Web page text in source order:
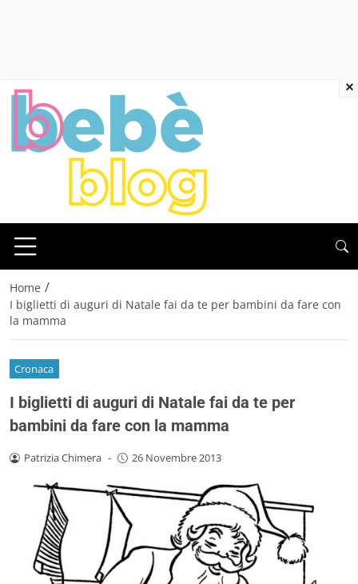
Home /
I biglietti di auguri di Natale fai da te per bambini da fare con
la mamma
Cronaca
I biglietti di auguri di Natale fai da te per
bambini da fare con la mamma
Patrizia Chimera - 26 Novembre 2013
×